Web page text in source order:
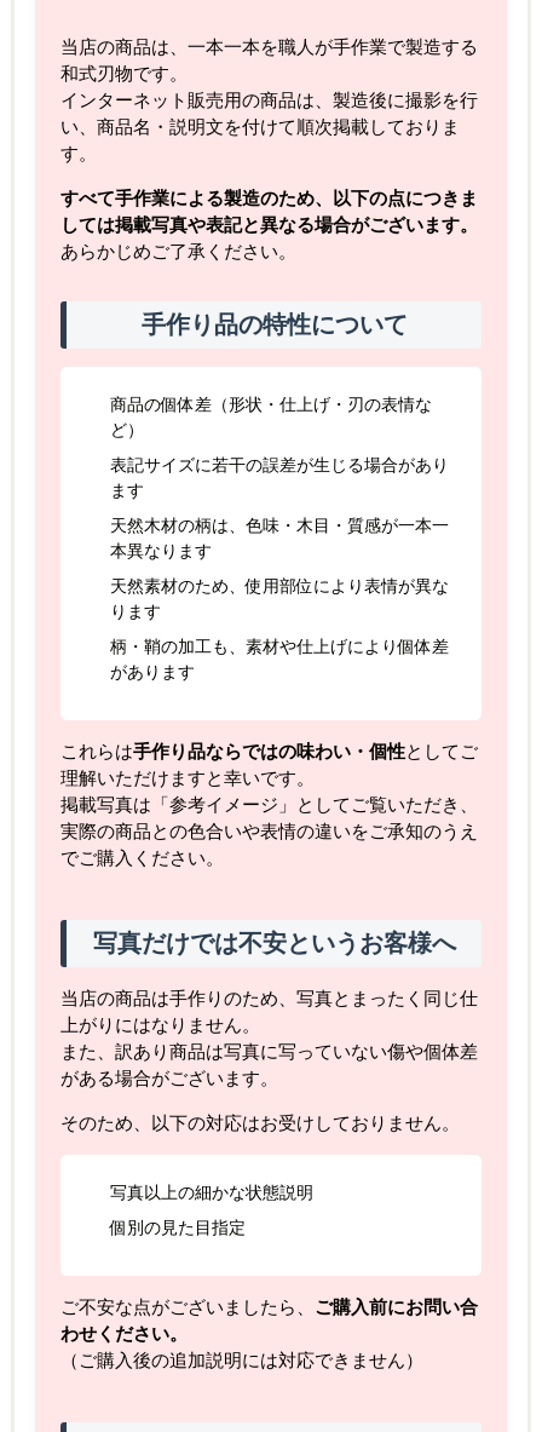
当店の商品は、一本一本を職人が手作業で製造する
和式刃物です。
インターネット販売用の商品は、製造後に撮影を行
い、商品名・説明文を付けて順次掲載しておりま
す。
すべて手作業による製造のため、以下の点につきま
しては掲載写真や表記と異なる場合がございます。
あらかじめご了承ください。
手作り品の特性について
商品の個体差（形状・仕上げ・刃の表情な
ど）
表記サイズに若干の誤差が生じる場合があり
ます
天然木材の柄は、色味・木目・質感が一本一
本異なります
天然素材のため、使用部位により表情が異な
ります
柄・鞘の加工も、素材や仕上げにより個体差
があります
これらは手作り品ならではの味わい・個性としてご
理解いただけますと幸いです。
掲載写真は「参考イメージ」としてご覧いただき、
実際の商品との色合いや表情の違いをご承知のうえ
でご購入ください。
写真だけでは不安というお客様へ
当店の商品は手作りのため、写真とまったく同じ仕
上がりにはなりません。
また、訳あり商品は写真に写っていない傷や個体差
がある場合がございます。
そのため、以下の対応はお受けしておりません。
写真以上の細かな状態説明
個別の見た目指定
ご不安な点がございましたら、 ご購入前にお問い合
わせください。
（ご購入後の追加説明には対応できません）